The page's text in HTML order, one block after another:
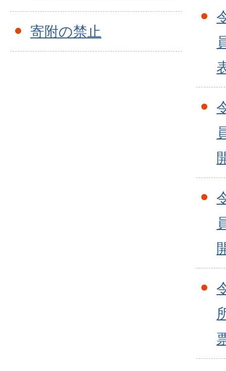
寄附の禁止